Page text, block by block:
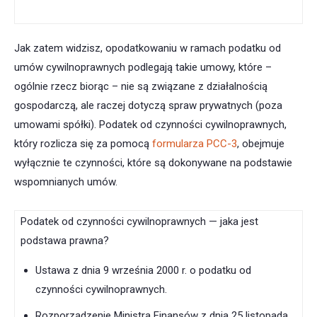
Jak zatem widzisz, opodatkowaniu w ramach podatku od
umów cywilnoprawnych podlegają takie umowy, które –
ogólnie rzecz biorąc – nie są związane z działalnością
gospodarczą, ale raczej dotyczą spraw prywatnych (poza
umowami spółki). Podatek od czynności cywilnoprawnych,
który rozlicza się za pomocą formularza PCC-3, obejmuje
wyłącznie te czynności, które są dokonywane na podstawie
wspomnianych umów.
Podatek od czynności cywilnoprawnych — jaka jest
podstawa prawna?
Ustawa z dnia 9 września 2000 r. o podatku od
czynności cywilnoprawnych.